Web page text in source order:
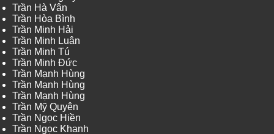
Trần Hà Vân
Trần Hòa Bình
Trần Minh Hải
Trần Minh Luân
Trần Minh Tú
Trần Minh Đức
Trần Mạnh Hùng
Trần Mạnh Hùng
Trần Mạnh Hùng
Trần Mỹ Quyên
Trần Ngọc Hiền
Trần Ngọc Khanh